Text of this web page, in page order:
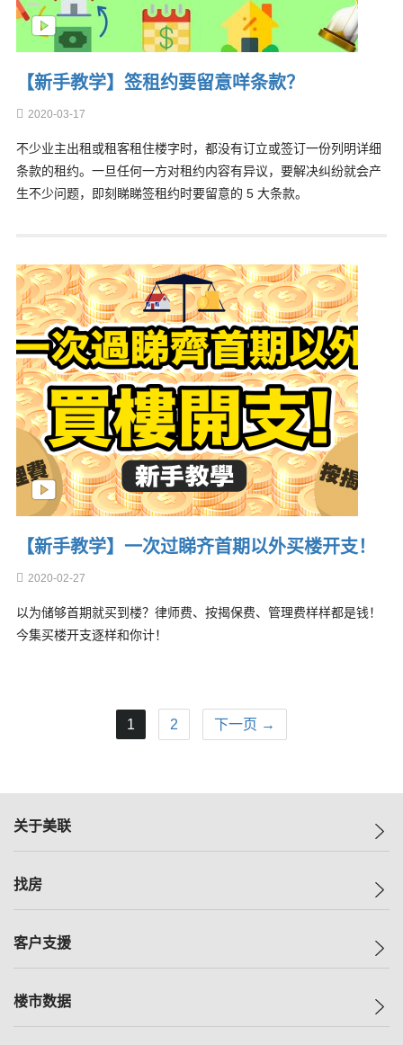
【新手教学】签租约要留意咩条款？
2020-03-17
不少业主出租或租客租住楼字时，都没有订立或签订一份列明详细
条款的租约。一旦任何一方对租约内容有异议，要解决纠纷就会产
生不少问题，即刻睇睇签租约时要留意的 5 大条款。
【新手教学】一次过睇齐首期以外买楼开支！
2020-02-27
以为储够首期就买到楼？律师费、按揭保费、管理费样样都是钱！
今集买楼开支逐样和你计！
1 2 下一页 →
关于美联
美联集团
人才招募
找房
一手新房
减价
客户支援
自助放盘
楼市数据